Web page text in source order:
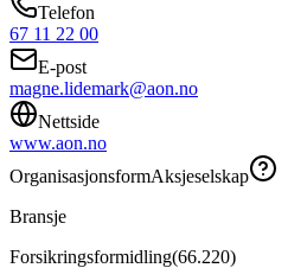
Telefon
67 11 22 00
E-post
magne.lidemark@aon.no
Nettside
www.aon.no
OrganisasjonsformAksjeselskap
Bransje
Forsikringsformidling(66.220)